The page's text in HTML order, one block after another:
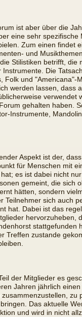
ist aber über die
eine sehr spezifische
Zum einen findet
und
Stilistiken betrifft, die
Instrumente. Die
Folk und "Americana"-
werden lassen, dass
verwendet
gehalten haben.
Instrumente,
Aspekt ist der,
für Menschen mit
hat; es ist dabei nicht
gemeint, die sich
hätten, sondern
Teilnehmer sich auch
hat. Dabei ist das
hervorzuheben,
stattgefunden
Treffen zustande
der Mitglieder es
Jahren jährlich
zu
Das aktuelle
und wird in nicht